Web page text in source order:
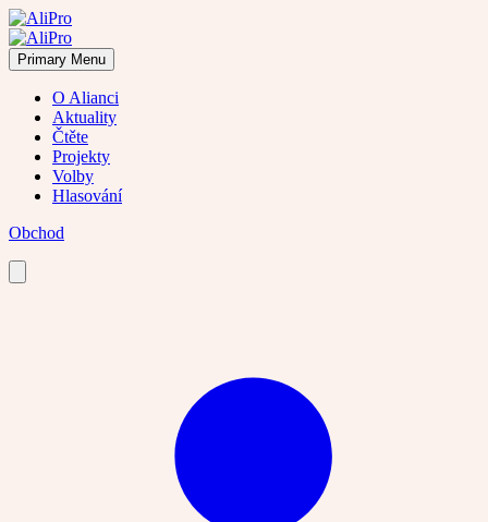
Skip
to
content
Primary Menu
O Alianci
Aktuality
Čtěte
Projekty
Volby
Hlasování
Obchod